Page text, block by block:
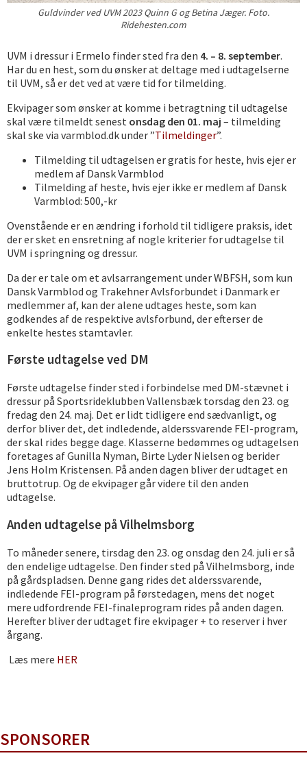
Guldvinder ved UVM 2023 Quinn G og Betina Jæger. Foto.
Ridehesten.com
UVM i dressur i Ermelo finder sted fra den 4. – 8. september.
Har du en hest, som du ønsker at deltage med i udtagelserne
til UVM, så er det ved at være tid for tilmelding.
Ekvipager som ønsker at komme i betragtning til udtagelse
skal være tilmeldt senest onsdag den 01. maj – tilmelding
skal ske via varmblod.dk under ”Tilmeldinger”.
Tilmelding til udtagelsen er gratis for heste, hvis ejer er
medlem af Dansk Varmblod
Tilmelding af heste, hvis ejer ikke er medlem af Dansk
Varmblod: 500,-kr
Ovenstående er en ændring i forhold til tidligere praksis, idet
der er sket en ensretning af nogle kriterier for udtagelse til
UVM i springning og dressur.
Da der er tale om et avlsarrangement under WBFSH, som kun
Dansk Varmblod og Trakehner Avlsforbundet i Danmark er
medlemmer af, kan der alene udtages heste, som kan
godkendes af de respektive avlsforbund, der efterser de
enkelte hestes stamtavler.
Første udtagelse ved DM
Første udtagelse finder sted i forbindelse med DM-stævnet i
dressur på Sportsrideklubben Vallensbæk torsdag den 23. og
fredag den 24. maj. Det er lidt tidligere end sædvanligt, og
derfor bliver det, det indledende, alderssvarende FEI-program,
der skal rides begge dage. Klasserne bedømmes og udtagelsen
foretages af Gunilla Nyman, Birte Lyder Nielsen og berider
Jens Holm Kristensen. På anden dagen bliver der udtaget en
bruttotrup. Og de ekvipager går videre til den anden
udtagelse.
Anden udtagelse på Vilhelmsborg
To måneder senere, tirsdag den 23. og onsdag den 24. juli er så
den endelige udtagelse. Den finder sted på Vilhelmsborg, inde
på gårdspladsen. Denne gang rides det alderssvarende,
indledende FEI-program på førstedagen, mens det noget
mere udfordrende FEI-finaleprogram rides på anden dagen.
Herefter bliver der udtaget fire ekvipager + to reserver i hver
årgang.
Læs mere HER
SPONSORER